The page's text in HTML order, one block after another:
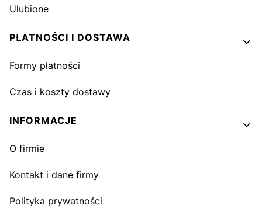
Ulubione
PŁATNOŚCI I DOSTAWA
Formy płatności
Czas i koszty dostawy
INFORMACJE
O firmie
Kontakt i dane firmy
Polityka prywatności